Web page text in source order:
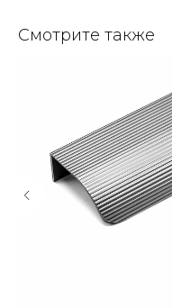
Смотрите также